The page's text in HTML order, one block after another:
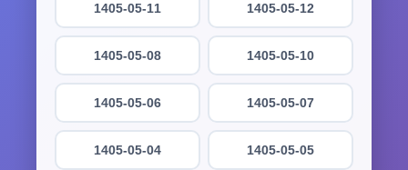
1405-05-12
1405-05-11
1405-05-10
1405-05-08
1405-05-07
1405-05-06
1405-05-05
1405-05-04